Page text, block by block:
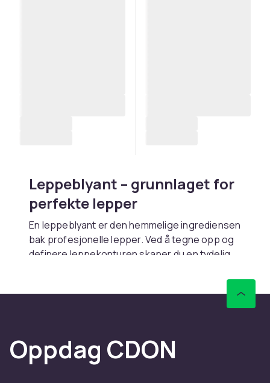
Leppeblyant – grunnlaget for
perfekte lepper
En leppeblyant er den hemmelige ingrediensen
bak profesjonelle lepper. Ved å tegne opp og
definere leppekonturen skaper du en tydelig
dagen. Hos CDON finner du leppeblyanter i alt
fra diskrete nude nyanser til dristige røde og
Slik bruker du leppeblyanten
for best resultat
Oppdag CDON